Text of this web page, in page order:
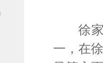
徐家
一，在